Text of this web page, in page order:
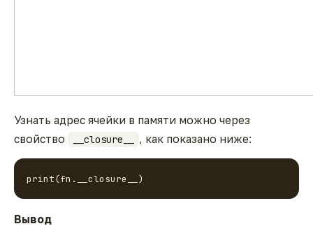
Узнать адрес ячейки в памяти можно через
свойство
__closure__ , как показано ниже:
print(fn.__closure__)
Вывод